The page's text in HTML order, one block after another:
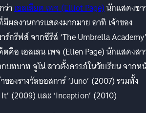
ว่าเอลเลียต เพจ (Elliot Page)นักแสดงชา
ผลงานการแสดงมากมาย อาทิ เจ้าของ
ร์กรีฟส์ จากซีรีส์ ‘The Umbrella
คือ เอลเลน เพจ (Ellen Page) นักแสดงสา
บทบาท จูโน่ สาวตั้งครรภ์ในวัยเรียน จากห
องรางวัลออสการ์ ‘Juno’ (2007) รวมทั้ง
(2009) และ ‘Inception’ (2010)